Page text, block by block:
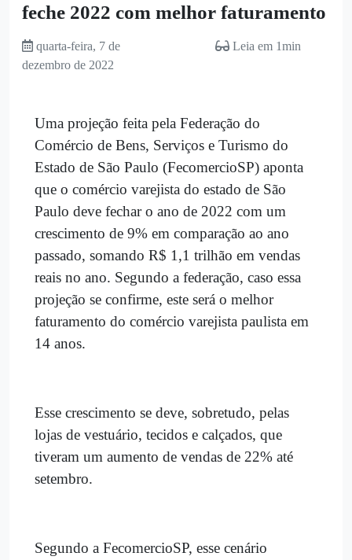
feche 2022 com melhor faturamento
quarta-feira, 7 de
dezembro de 2022
Leia em 1min
Uma projeção feita pela Federação do
Comércio de Bens, Serviços e Turismo do
Estado de São Paulo (FecomercioSP) aponta
que o comércio varejista do estado de São
Paulo deve fechar o ano de 2022 com um
crescimento de 9% em comparação ao ano
passado, somando R$ 1,1 trilhão em vendas
reais no ano. Segundo a federação, caso essa
projeção se confirme, este será o melhor
faturamento do comércio varejista paulista em
14 anos.
Esse crescimento se deve, sobretudo, pelas
lojas de vestuário, tecidos e calçados, que
tiveram um aumento de vendas de 22% até
setembro.
Segundo a FecomercioSP, esse cenário